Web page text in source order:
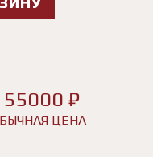
₽
ЦЕНА